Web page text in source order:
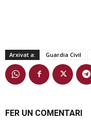
Arxivat a: Guardia Civil
FER UN COMENTARI